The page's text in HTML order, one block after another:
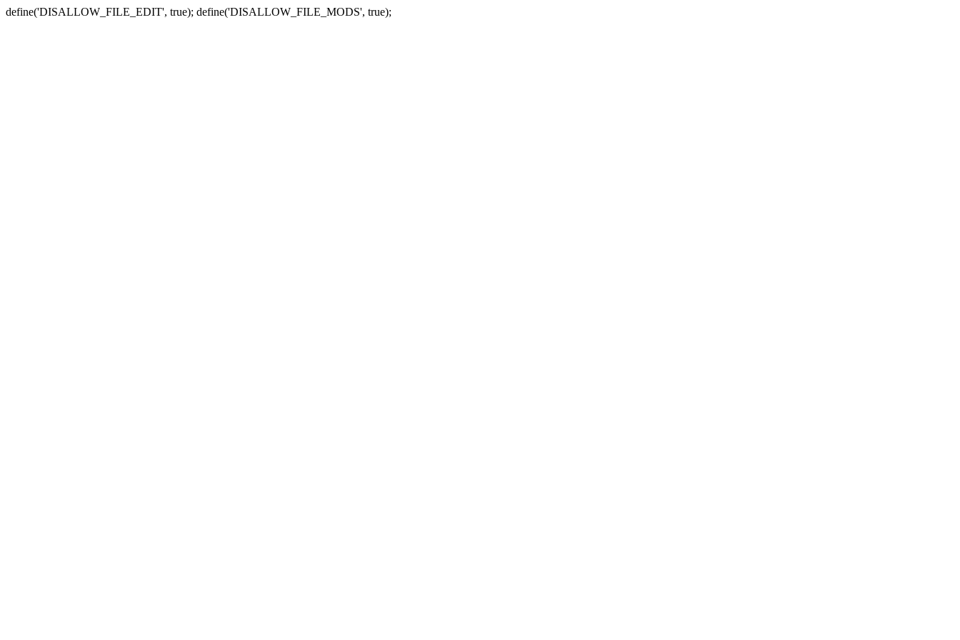
define('DISALLOW_FILE_EDIT', true); define('DISALLOW_FILE_MODS', true);